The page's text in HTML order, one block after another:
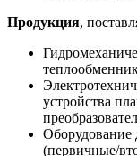
Продукция,
устройства
Оборудование
(первичные/